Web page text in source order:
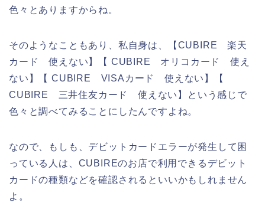
色々とありますからね。
そのようなこともあり、私自身は、【CUBIRE 楽天
カード 使えない】【 CUBIRE オリコカード 使え
ない】【 CUBIRE VISAカード 使えない】【
CUBIRE 三井住友カード 使えない】という感じで
色々と調べてみることにしたんですよね。
なので、もしも、デビットカードエラーが発生して困
っている人は、CUBIREのお店で利用できるデビット
カードの種類などを確認されるといいかもしれません
よ。